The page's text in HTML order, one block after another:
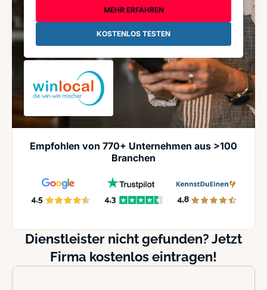
MEHR ERFAHREN
KOSTENLOS TESTEN
Empfohlen von 770+ Unternehmen aus >100
Branchen
Dienstleister nicht gefunden? Jetzt
Firma kostenlos eintragen!